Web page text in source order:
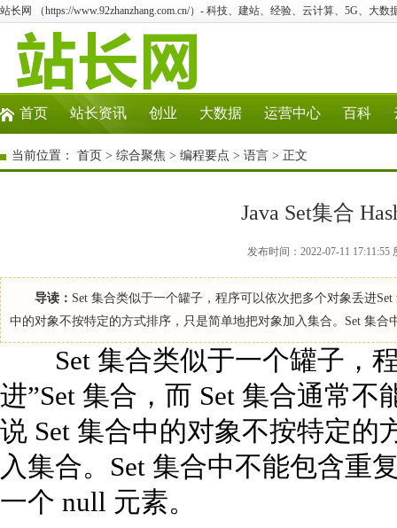
站长网 （https://www.92zhanzhang.com.cn/）- 科技、建站、经验、云计算、5G、大数
首页 站长资讯 创业 大数据 运营中心 百科
当前位置： 首页 > 综合聚焦 > 编程要点 > 语言 > 正文
Java Set集合
发布时间：2022-07-11
导读： Set 集合类似于一个罐子，程序可以依次把多个对象丢进
中的对象不按特定的方式排序，只是简单地把对象加入集合。Set 集
Set 集合类似于一个罐子，程
进”Set 集合，而 Set 集合通常
说 Set 集合中的对象不按特定
入集合。Set 集合中不能包含重
一个 null 元素。